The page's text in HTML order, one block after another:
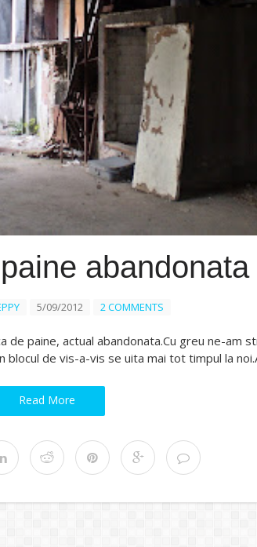
abandonata
5/09/2012 2 COMMENTS
paine, actual abandonata.Cu greu ne-am
de vis-a-vis se uita mai tot timpul la
Read More